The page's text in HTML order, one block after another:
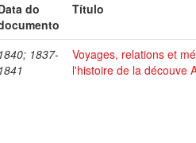
do
Título
1840; 1837-
1841
Voyages, relations et
l'histoire de la découve